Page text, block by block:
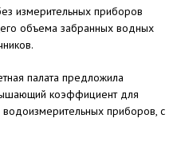
измерительных приборов
объема забранных водных
палата предложила
коэффициент для
приборов, с